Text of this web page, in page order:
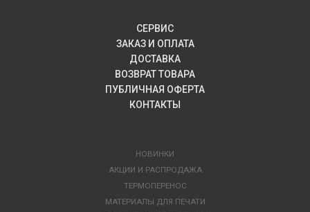
СЕРВИС
ЗАКАЗ И ОПЛАТА
ДОСТАВКА
ВОЗВРАТ ТОВАРА
ПУБЛИЧНАЯ ОФЕРТА
КОНТАКТЫ
НОВИНКИ
АКЦИИ И РАСПРОДАЖА
ТЕРМОПЕРЕНОС
МАТЕРИАЛЫ ДЛЯ ПЕЧАТИ